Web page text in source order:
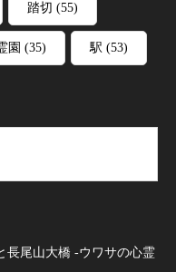
踏切 (55)
園 (35) 駅 (53)
長尾山大橋 -ウワサの心霊